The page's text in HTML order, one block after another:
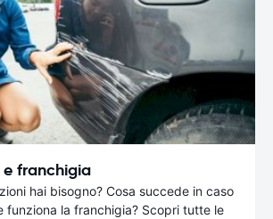
e franchigia
hai bisogno? Cosa succede in caso
funziona la franchigia? Scopri tutte le